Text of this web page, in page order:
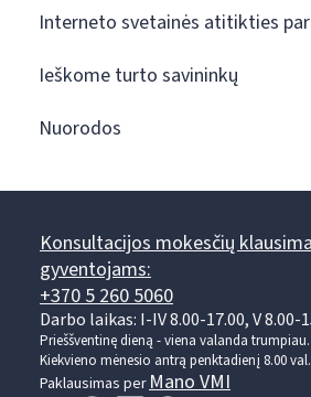
Interneto svetainės atitikties
Ieškome turto savininkų
Nuorodos
Konsultacijos mokesčių
gyventojams:
+370 5 260 5060
Darbo laikas: I-IV 8.00-17.00, V 8.00-
Prieššventinę dieną - viena valanda trumpiau.
Kiekvieno mėnesio antrą penktadienį 8.00
Paklausimas perMano VMI